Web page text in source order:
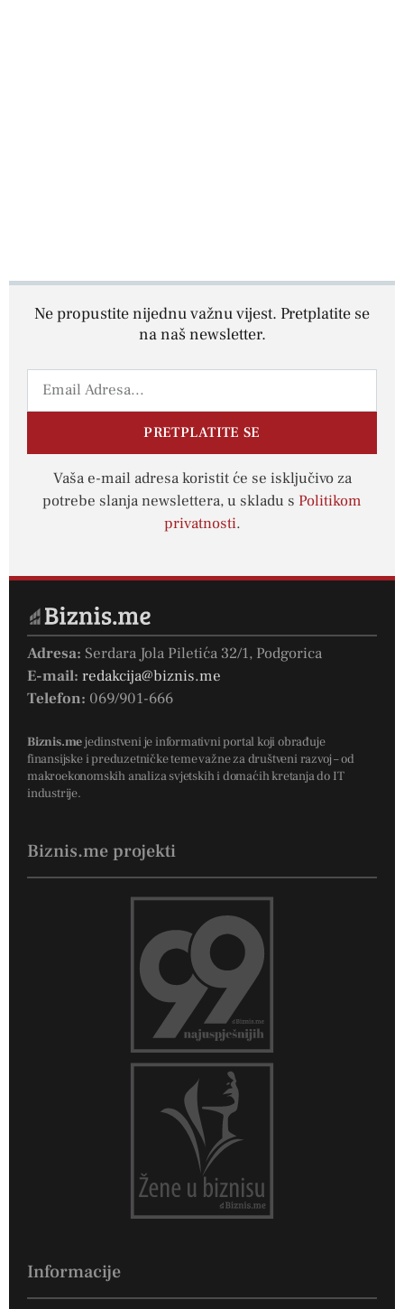
Ne propustite nijednu važnu vijest. Pretplatite se
na naš newsletter.
PRETPLATITE SE
Vaša e-mail adresa koristit će se isključivo za
potrebe slanja newslettera, u skladu s Politikom
privatnosti.
Adresa: Serdara Jola Piletića 32/1, Podgorica
E-mail: redakcija@biznis.me
Telefon: 069/901-666
Biznis.mejedinstveni je informativni portal koji obrađuje
finansijske i preduzetničke teme važne za društveni razvoj – od
makroekonomskih analiza svjetskih i domaćih kretanja do IT
industrije.
Biznis.me projekti
Informacije